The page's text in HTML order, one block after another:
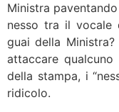
Ministra
nesso tra il vocale
guai della
attaccare
della stampa, i
ridicolo.